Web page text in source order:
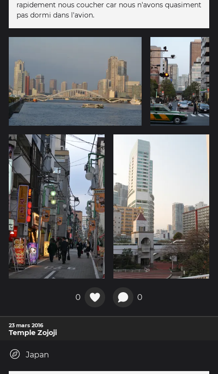
rapidement nous coucher car nous n'avons quasiment
pas dormi dans l'avion.
0 0
23 mars 2016
Temple Zojoji
Japan